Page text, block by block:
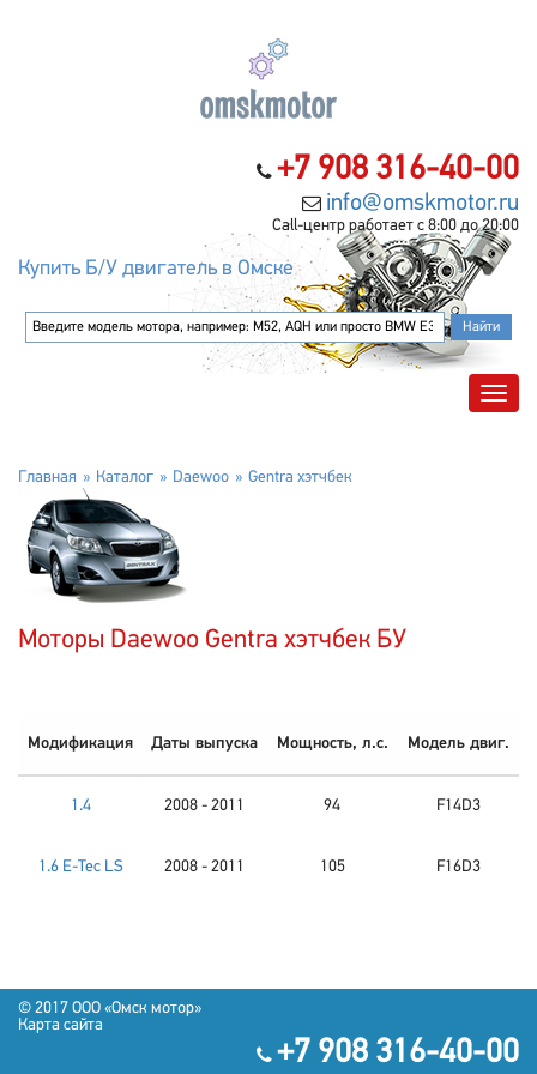
+7 908 316-40-00
info@omskmotor.ru
Call-центр работает с 8:00 до 20:00
Купить Б/У двигатель в Омске
Главная Каталог Daewoo Gentra хэтчбек
Моторы Daewoo Gentra хэтчбек БУ
Модификация Даты выпуска Мощность, л.с. Модель двиг.
1.4 2008 - 2011 94 F14D3
1.6 E-Tec LS 2008 - 2011 105 F16D3
© 2017 OOO «Омск мотор»
Карта сайта
+7 908 316-40-00